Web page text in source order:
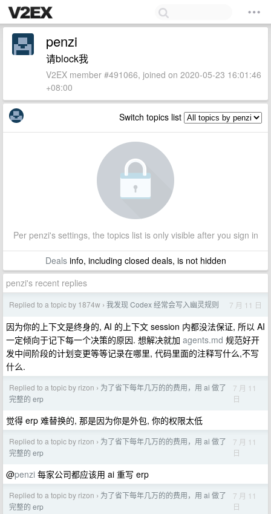
penzi
请block我
V2EX member #491066, joined on 2020-05-23 16:01:46
+08:00
Switch topics list
Per penzi's settings, the topics list is only visible after you sign in
Dealsinfo, including closed deals, is not hidden
penzi's recent replies
Replied to a topic by 1874w › 我发现 Codex 经常会写入幽灵规则 7 月 11 日
因为你的上下文是终身的, AI 的上下文 session 内都没法保证, 所以 AI
一定倾向于记下每一个决策的原因. 想解决就加 agents.md 规范好开
发中间阶段的计划变更等等记录在哪里, 代码里面的注释写什么,不写
什么.
Replied to a topic by rizon › 为了省下每年几万的的费用，用 ai 做了
完整的 erp
7 月 11
日
觉得 erp 难替换的, 那是因为你是外包, 你的权限太低
Replied to a topic by rizon › 为了省下每年几万的的费用，用 ai 做了
完整的 erp
7 月 11
日
@penzi 每家公司都应该用 ai 重写 erp
Replied to a topic by rizon › 为了省下每年几万的的费用，用 ai 做了
完整的 erp
7 月 11
日